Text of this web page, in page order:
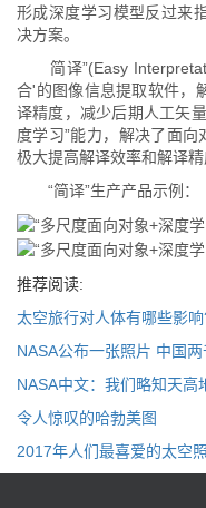
形成深度学习模型反过来
决方案。
简译”(Easy
合'的图像信息提取软件，
译精度，减少后期人工矢
度学习”能力，解决了面向
极大提高解译效率和解译精
“简译”生产产品示例：
推荐阅读:
太空旅行对人体有哪些影
NASA公布一张照片 中国
NASA中文：我们略知天高
令人惊叹的哈勃美图
2017年人们最喜爱的太空